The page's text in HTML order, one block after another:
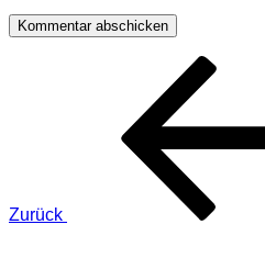
Beitragsnavigation
Zurück